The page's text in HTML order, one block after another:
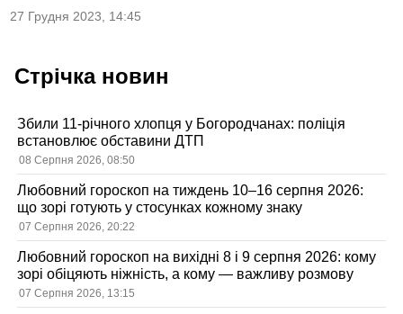
27 Грудня 2023, 14:45
Стрічка новин
Збили 11-річного хлопця у Богородчанах: поліція
встановлює обставини ДТП
08 Серпня 2026, 08:50
Любовний гороскоп на тиждень 10–16 серпня 2026:
що зорі готують у стосунках кожному знаку
07 Серпня 2026, 20:22
Любовний гороскоп на вихідні 8 і 9 серпня 2026: кому
зорі обіцяють ніжність, а кому — важливу розмову
07 Серпня 2026, 13:15